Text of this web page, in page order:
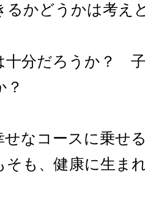
るかどうかは考え
十分だろうか？
？
せなコースに乗せ
も、健康に生ま